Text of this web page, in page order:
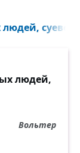
людей,
Вольтер